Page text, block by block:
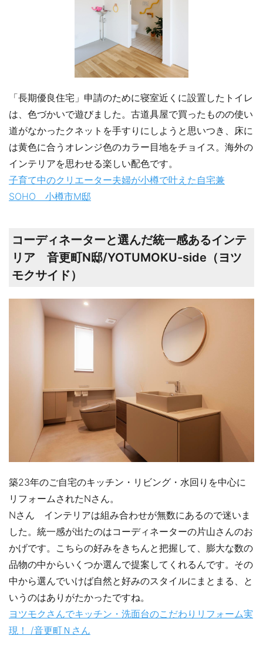
「長期優良住宅」申請のために寝室近くに設置したトイレ
は、色づかいで遊びました。古道具屋で買ったものの使い
道がなかったクネットを手すりにしようと思いつき、床に
は黄色に合うオレンジ色のカラー目地をチョイス。海外の
インテリアを思わせる楽しい配色です。
子育て中のクリエーター夫婦が小樽で叶えた自宅兼
SOHO 小樽市M邸
コーディネーターと選んだ統一感あるインテ
リア 音更町N邸/YOTUMOKU-side（ヨツ
モクサイド）
築23年のご自宅のキッチン・リビング・水回りを中心に
リフォームされたNさん。
Nさん インテリアは組み合わせが無数にあるので迷いま
した。統一感が出たのはコーディネーターの片山さんのお
かげです。こちらの好みをきちんと把握して、膨大な数の
品物の中からいくつか選んで提案してくれるんです。その
中から選んでいけば自然と好みのスタイルにまとまる、と
いうのはありがたかったですね。
ヨツモクさんでキッチン・洗面台のこだわりリフォーム実
現！ /音更町Ｎさん